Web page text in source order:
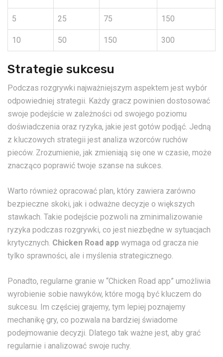
5 25 75 150
10 50 150 300
Strategie sukcesu
Podczas rozgrywki najważniejszym aspektem jest wybór
odpowiedniej strategii. Każdy gracz powinien dostosować
swoje podejście w zależności od swojego poziomu
doświadczenia oraz ryzyka, jakie jest gotów podjąć. Jedną
z kluczowych strategii jest analiza wzorców ruchów
pieców. Zrozumienie, jak zmieniają się one w czasie, może
znacząco poprawić twoje szanse na sukces.
Warto również opracować plan, który zawiera zarówno
bezpieczne skoki, jak i odważne decyzje o większych
stawkach. Takie podejście pozwoli na zminimalizowanie
ryzyka podczas rozgrywki, co jest niezbędne w sytuacjach
krytycznych. Chicken Road app wymaga od gracza nie
tylko sprawności, ale i myślenia strategicznego.
Ponadto, regularne granie w “Chicken Road app” umożliwia
wyrobienie sobie nawyków, które mogą być kluczem do
sukcesu. Im częściej grajemy, tym lepiej poznajemy
mechanikę gry, co pozwala na bardziej świadome
podejmowanie decyzji. Dlatego tak ważne jest, aby grać
regularnie i analizować swoje ruchy.